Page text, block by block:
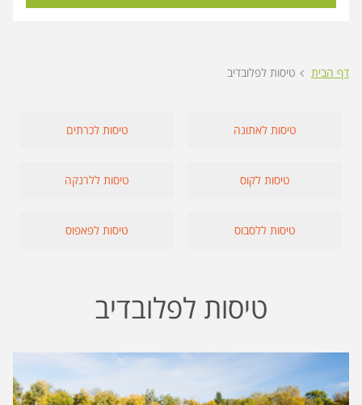
דף הבית טיסות לפלובדיב
טיסות לאתונה טיסות לכרתים
טיסות לקוס טיסות ללרנקה
טיסות ללסבוס טיסות לפאפוס
טיסות לפלובדיב